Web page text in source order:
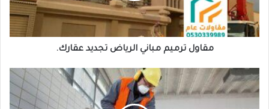
مقاول ترميم مباني الرياض تجديد عقارك.